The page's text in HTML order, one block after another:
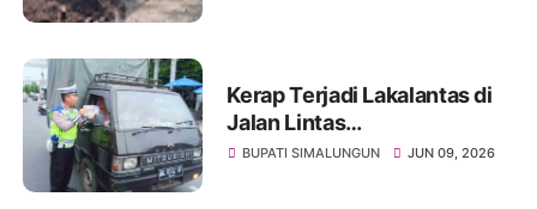
Kerap Terjadi Lakalantas di
Jalan Lintas
Pematangsiantar-
BUPATI SIMALUNGUN JUN 09, 2026